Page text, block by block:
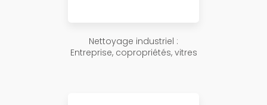
Nettoyage industriel :
Entreprise, copropriétés, vitres